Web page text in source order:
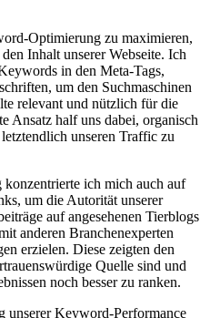
Optimierung zu maximieren,
‌Inhalt unserer‌ Webseite. Ich
in den⁢ Meta-Tags,
um​ den‍ Suchmaschinen⁢
relevant und ⁢nützlich für‍ die
Ansatz ⁢half uns dabei, organisch
unseren Traffic ⁢zu
ich mich auch ‍auf
um‌ die Autorität⁣ unserer
auf angesehenen​ Tierblogs
anderen Branchenexperten
erzielen. Diese‍ zeigten‌ den
Quelle sind und
noch besser ⁢zu ranken.
‍Keyword-Performance